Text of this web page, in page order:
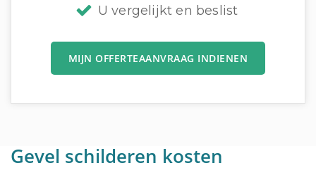
U vergelijkt en beslist
MIJN OFFERTEAANVRAAG INDIENEN
Gevel schilderen kosten